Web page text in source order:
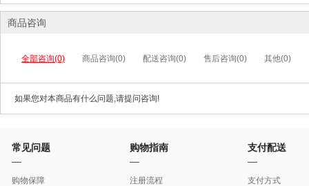
商品咨询
全部咨询(0) 商品咨询(0) 配送咨询(0) 售后咨询(0) 其他(0)
如果您对本商品有什么问题,请提问咨询!
常见问题
购物保障
购物指南
注册流程
支付配送
支付方式